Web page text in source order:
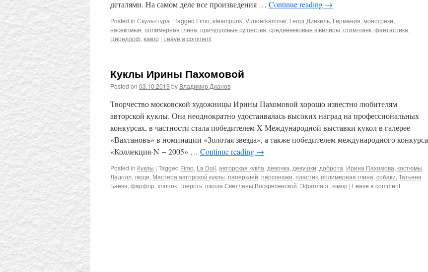
деталями. На самом деле все произведения … Continue reading →
Posted in Скульптура | Tagged Fimo, steampunk, Vunderkammer, Георг Динкель, Германия, монстрики,
насекомые, полимерная глина, причудливые существа, средневековые ювелиры, стим-панк, фантастика,
Цирндорф, юмор | Leave a comment
Куклы Ирины Пахомовой
Posted on 03.10.2019 by Владимир Дианов
Творчество московской художницы Ирины Пахомовой хорошо известно любителям
авторской куклы. Она неоднократно удостаивалась высоких наград на профессиональных
конкурсах, в частности стала победителем X Международной выставки кукол в галерее
«Вахтановъ» в номинации «Золотая звезда», а также победителем международного конкурса
«Коллекция-N − 2005» … Continue reading →
Posted in Куклы | Tagged Fimo, La Doll, авторская кукла, девочка, девушки, доброта, Ирина Пахомова, костюмы,
Ладолл, люди, Мастера авторской куклы, паперклей, персонажи, пластик, полимерная глина, собаки, Татьяна
Баева, фарфор, хлопок., шерсть, школа Светланы Воскресенской, Эфапласт, юмор | Leave a comment